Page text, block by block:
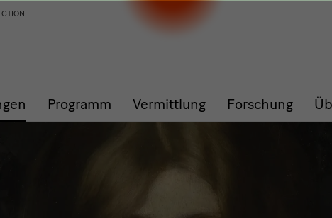
Programm Vermittlung Forschung